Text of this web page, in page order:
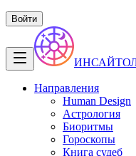
Войти
Направления
Human Design
Астрология
Биоритмы
Гороскопы
Книга судеб